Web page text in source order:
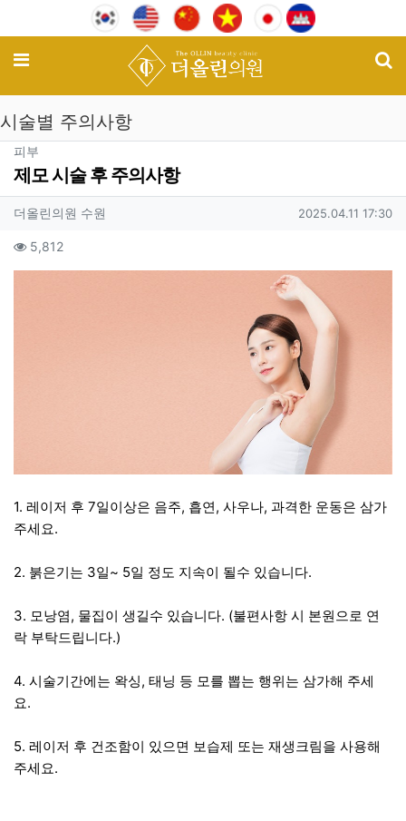
메뉴
시술별 주의사항
피부
제모 시술 후 주의사항
작성자 정보
더올린의원 수원 작성일
2025.04.11 17:30
컨텐츠 정보
5,812조회
1. 레이저 후 7일이상은 음주, 흡연, 사우나, 과격한 운동은 삼가
주세요.
2. 붉은기는 3일~ 5일 정도 지속이 될수 있습니다.
3. 모낭염, 물집이 생길수 있습니다. (불편사항 시 본원으로 연
락 부탁드립니다.)
4. 시술기간에는 왁싱, 태닝 등 모를 뽑는 행위는 삼가해 주세
요.
5. 레이저 후 건조함이 있으면 보습제 또는 재생크림을 사용해
주세요.